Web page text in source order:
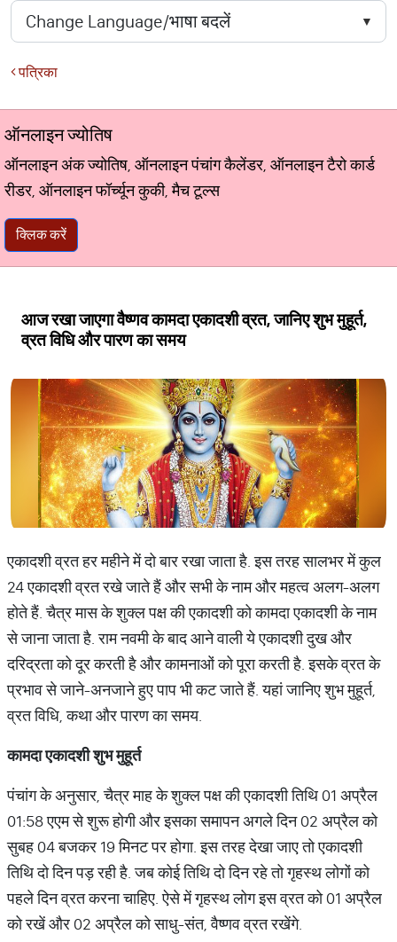
पत्रिका
ऑनलाइन ज्योतिष
ऑनलाइन अंक ज्योतिष, ऑनलाइन पंचांग कैलेंडर, ऑनलाइन टैरो कार्ड
रीडर, ऑनलाइन फॉर्च्यून कुकी, मैच टूल्स
क्लिक करें
आज रखा जाएगा वैष्णव कामदा एकादशी व्रत, जानिए शुभ मुहूर्त,
व्रत विधि और पारण का समय
एकादशी व्रत हर महीने में दो बार रखा जाता है. इस तरह सालभर में कुल
24 एकादशी व्रत रखे जाते हैं और सभी के नाम और महत्‍व अलग-अलग
होते हैं. चैत्र मास के शुक्‍ल पक्ष की एकादशी को कामदा एकादशी के नाम
से जाना जाता है. राम नवमी के बाद आने वाली ये एकादशी दुख और
दरिद्रता को दूर करती है और कामनाओं को पूरा करती है. इसके व्रत के
प्रभाव से जाने-अनजाने हुए पाप भी कट जाते हैं. यहां जानिए शुभ मुहूर्त,
व्रत विधि, कथा और पारण का समय.
कामदाएकादशीशुभमुहूर्त
पंचांग के अनुसार, चैत्र माह के शुक्ल पक्ष की एकादशी तिथि 01 अप्रैल
01:58 एएम से शुरू होगी और इसका समापन अगले दिन 02 अप्रैल को
सुबह 04 बजकर 19 मिनट पर होगा. इस तरह देखा जाए तो एकादशी
तिथि दो दिन पड़ रही है. जब कोई तिथि दो दिन रहे तो गृहस्‍थ लोगों को
पहले दिन व्रत करना चाहिए. ऐसे में गृहस्‍थ लोग इस व्रत को 01 अप्रैल
को रखें और 02 अप्रैल को साधु-संत, वैष्णव व्रत रखेंगे.